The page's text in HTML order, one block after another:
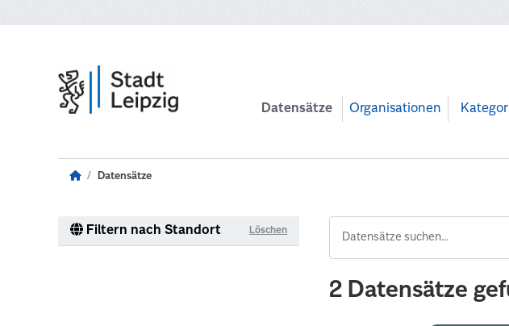
Datensätze Organisationen
Datensätze
Filtern nach Standort Löschen
2 Datensätze